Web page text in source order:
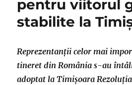
pentru viitorul
stabilite la
Reprezentanții celor mai
tineret din România s-au
adoptat la Timișoara